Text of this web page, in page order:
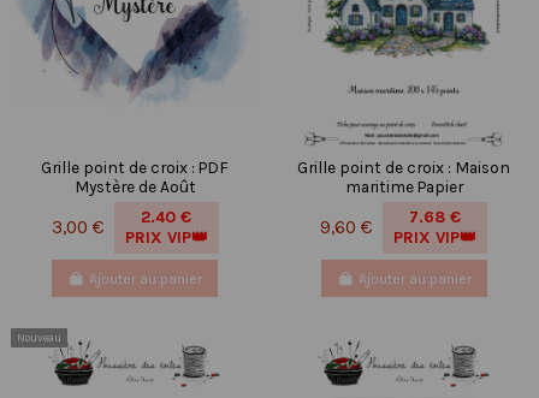
Grille point de croix : PDF
Mystère de Août
3,00 €
2.40 €
PRIX VIP👑
Ajouter au panier
Grille point de croix : Maison
maritime Papier
9,60 €
7.68 €
PRIX VIP👑
Ajouter au panier
Nouveau